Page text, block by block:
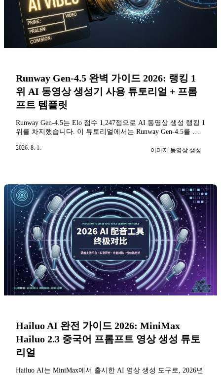
Runway Gen-4.5 완벽 가이드 2026: 랭킹 1
위 AI 동영상 생성기 사용 튜토리얼 + 프롬
프트 템플릿
Runway Gen-4.5는 Elo 점수 1,247점으로 AI 동영상 생성 랭킹 1
위를 차지했습니다. 이 튜토리얼에서는 Runway Gen-4.5를 처
가이드, 10개의 중국어 프롬프트 템플릿, 그리고 Seedance 2.0
2026. 8. 1. 이미지·동영상 생성
Hailuo AI 완전 가이드 2026: MiniMax
Hailuo 2.3 중국어 프롬프트 영상 생성 튜토
리얼
Hailuo AI는 MiniMax에서 출시한 AI 영상 생성 도구로, 2026년